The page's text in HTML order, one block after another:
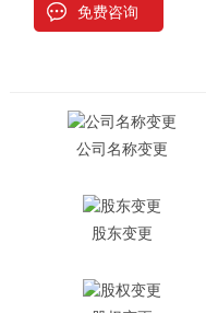
免费咨询
公司名称变更
股东变更